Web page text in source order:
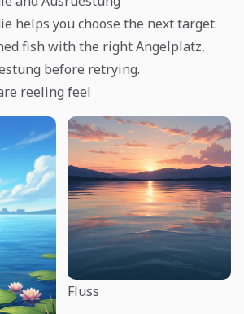
helps you choose the next target.
fish with the right Angelplatz,
before retrying.
reeling feel
Fluss